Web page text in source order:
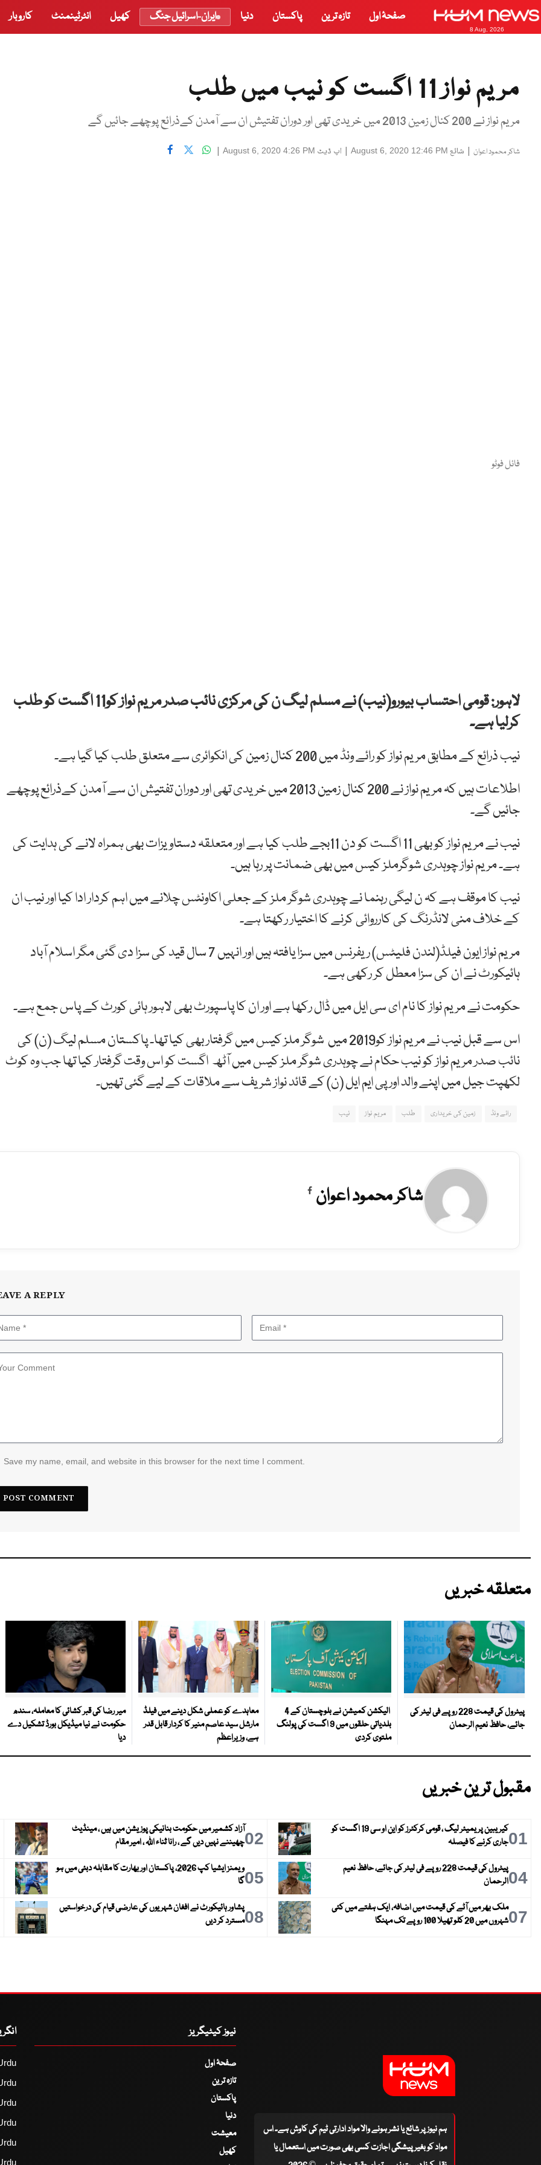
8 Aug, 2026
صفحۂ اول تازہ ترین پاکستان دنیا ایران-اسرائیل جنگ کھیل انٹرٹینمنٹ کاروبار
مریم نواز 11 اگست کو نیب میں طلب
مریم نواز نے 200 کنال زمین 2013 میں خریدی تھی اور دوران تفتیش ان سے آمدن کےذرائع پوچھے جائیں گے
شاکر محمود اعوان | شائع August 6, 2020 12:46 PM
| اپ ڈیٹ August 6, 2020 4:26 PM
|
فائل فوٹو
لاہور: قومی احتساب بیورو(نیب) نے مسلم لیگ ن کی مرکزی نائب صدر مریم نواز کو11 اگست کو طلب
کرلیا ہے۔
نیب ذرائع کے مطابق مریم نواز کو رائے ونڈ میں 200 کنال زمین کی انکوائری سے متعلق طلب کیا گیا ہے۔
اطلاعات ہیں کہ مریم نواز نے 200 کنال زمین 2013 میں خریدی تھی اور دوران تفتیش ان سے آمدن کےذرائع پوچھے
جائیں گے۔
نیب نے مریم نواز کو بھی 11 اگست کو دن 11بجے طلب کیا ہے اور متعلقہ دستاویزات بھی ہمراہ لانے کی ہدایت کی
ہے۔ مریم نواز چوہدری شوگرملز کیس میں بھی ضمانت پر رہا ہیں۔
نیب کا موقف ہے کہ ن لیگی رہنما نے چوہدری شوگر ملز کے جعلی اکاونٹس چلانے میں اہم کردار ادا کیا اور نیب ان
کے خلاف منی لانڈرنگ کی کارروائی کرنے کا اختیار رکھتا ہے۔
مریم نواز ایون فیلڈ(لندن فلیٹس) ریفرنس میں سزا یافتہ ہیں اور انہیں 7 سال قید کی سزا دی گئی مگر اسلام آباد
ہائیکورٹ نے ان کی سزا معطل کر رکھی ہے۔
حکومت نے مریم نواز کا نام ای سی ایل میں ڈال رکھا ہے اور ان کا پاسپورٹ بھی لاہور ہائی کورٹ کے پاس جمع ہے۔
اس سے قبل نیب نے مریم نواز کو2019 میں شوگر ملز کیس میں گرفتار بھی کیا تھا۔ پاکستان مسلم لیگ (ن) کی
نائب صدر مریم نواز کو نیب حکام نے چوہدری شوگر ملز کیس میں آٹھ اگست کو اس وقت گرفتار کیا تھا جب وہ کوٹ
لکھپت جیل میں اپنے والد اور پی ایم ایل (ن) کے قائد نواز شریف سے ملاقات کے لیے گئی تھیں۔
رائے ونڈ زمین کی خریداری طلب مریم نواز نیب
شاکر محمود اعوان Facebook
A REPLY
Save my name, email, and website in this browser for the next time I comment.
متعلقہ خبریں
پیٹرول کی قیمت 228 روپے فی لیٹر کی
جائے، حافظ نعیم الرحمان
الیکشن کمیشن نے بلوچستان کے 4
بلدیاتی حلقوں میں 9 اگست کی پولنگ
ملتوی کردی
معاہدے کو عملی شکل دینے میں فیلڈ
مارشل سید عاصم منیر کا کردار قابل قدر
ہے، وزیراعظم
میر رضا کی قبر کشائی کا معاملہ، سندھ
حکومت نے نیا میڈیکل بورڈ تشکیل دے
دیا
مقبول ترین خبریں
01
کیریبین پریمیئر لیگ ، قومی کرکٹرز کو این او سی 19 اگست کو
جاری کرنے کا فیصلہ
02آزاد کشمیر میں حکومت بنانیکی پوزیشن میں ہیں ، مینڈیٹ
چھیننے نہیں دیں گے ، رانا ثناء اللہ ، امیر مقام
04
پیٹرول کی قیمت 228 روپے فی لیٹر کی جائے، حافظ نعیم
الرحمان
05
ویمنز ایشیا کپ 2026، پاکستان اور بھارت کا مقابلہ دبئی میں ہو
گا
07ملک بھر میں آٹے کی قیمت میں اضافہ، ایک ہفتے میں کئی
شہروں میں 20 کلو تھیلا 100 روپے تک مہنگا
08پشاور ہائیکورٹ نے افغان شہریوں کی عارضی قیام کی درخواستیں
مسترد کر دیں
ہم نیوز پر شائع یا نشر ہونے والا مواد ادارتی ٹیم کی کاوش ہے۔ اس
مواد کو بغیر پیشگی اجازت کسی بھی صورت میں استعمال یا
نیوز کیٹیگریز
صفحۂ اول
تازہ ترین
پاکستان
دنیا
معیشت
کھیل